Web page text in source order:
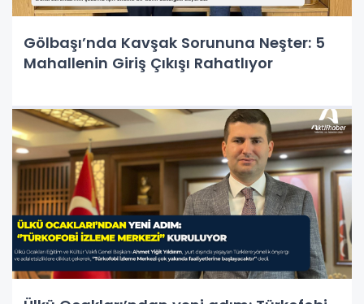
Gölbaşı’nda Kavşak Sorununa Neşter: 5
Mahallenin Giriş Çıkışı Rahatlıyor